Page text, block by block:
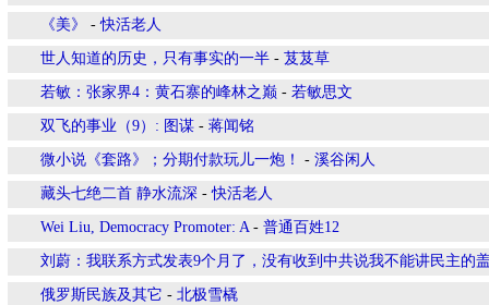
《美》 -快活老人
世人知道的历史，只有事实的一半 - 芨芨草
若敏：张家界4：黄石寨的峰林之巅 - 若敏思文
双飞的事业（9）: 图谋 - 蒋闻铭
微小说《套路》；分期付款玩儿一炮！ - 溪谷闲人
藏头七绝二首 静水流深 -快活老人
Wei Liu, Democracy Promoter: A- 普通百姓12
刘蔚：我联系方式发表9个月了，没有收到中共说我不能讲民主的
俄罗斯民族及其它 - 北极雪橇